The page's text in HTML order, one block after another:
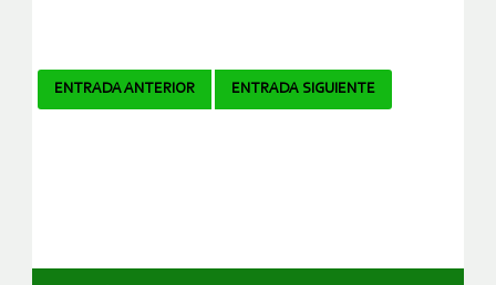
Navegador
ENTRADA ANTERIOR ENTRADA SIGUIENTE